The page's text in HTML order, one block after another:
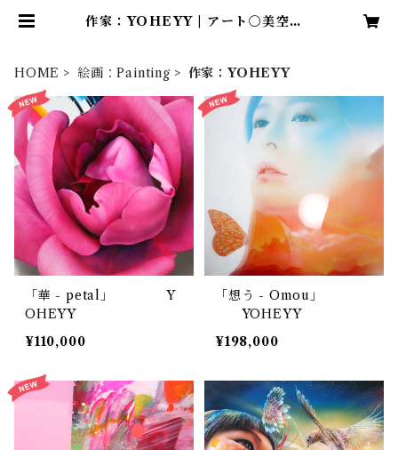
作家：YOHEYY | アート〇美空間S
HOME 絵画：Painting 作家：YOHEYY
「華 - petal」 Y
OHEYY
¥110,000
「想う - Omou」
YOHEYY
¥198,000